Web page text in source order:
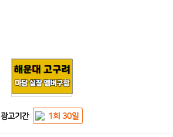
광고기간 1회 30일